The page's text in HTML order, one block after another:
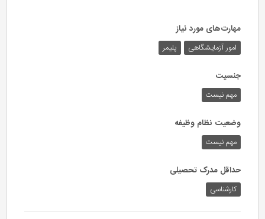
مهارت‌های مورد نیاز
امور آزمایشگاهی پلیمر
جنسیت
مهم نیست
وضعیت نظام وظیفه
مهم‌ نیست
حداقل مدرک تحصیلی
کارشناسی